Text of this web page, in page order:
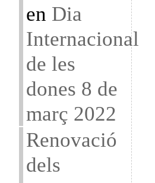
en Dia
Internacional
de les
dones 8 de
març 2022
Renovació
dels